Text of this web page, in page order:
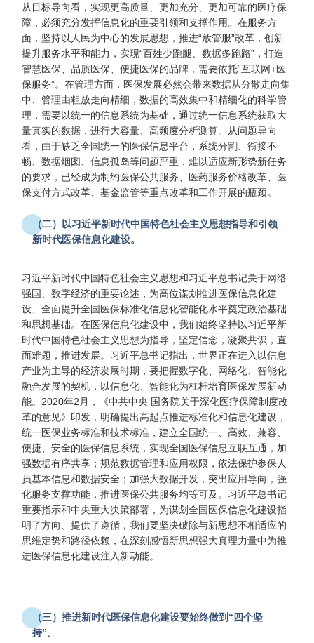
从目标导向看，实现更高质量、更加充分、更加可靠的医疗保
障，必须充分发挥信息化的重要引领和支撑作用。在服务方
面，坚持以人民为中心的发展思想，推进“放管服”改革，创新
提升服务水平和能力，实现“百姓少跑腿、数据多跑路”，打造
智慧医保、品质医保、便捷医保的品牌，需要依托“互联网+医
保服务”。在管理方面，医保发展必然会带来数据从分散走向集
中、管理由粗放走向精细，数据的高效集中和精细化的科学管
理，需要以统一的信息系统为基础，通过统一信息系统获取大
量真实的数据，进行大容量、高频度分析测算。从问题导向
看，由于缺乏全国统一的医保信息平台，系统分割、衔接不
畅、数据烟囱、信息孤岛等问题严重，难以适应新形势新任务
的要求，已经成为制约医保公共服务、医药服务价格改革、医
保支付方式改革、基金监管等重点改革和工作开展的瓶颈。
（二）以习近平新时代中国特色社会主义思想指导和引领
新时代医保信息化建设。
习近平新时代中国特色社会主义思想和习近平总书记关于网络
强国、数字经济的重要论述，为高位谋划推进医保信息化建
设、全面提升全国医保标准化信息化智能化水平奠定政治基础
和思想基础。在医保信息化建设中，我们始终坚持以习近平新
时代中国特色社会主义思想为指导，坚定信念，凝聚共识，直
面难题，推进发展。习近平总书记指出，世界正在进入以信息
产业为主导的经济发展时期，要把握数字化、网络化、智能化
融合发展的契机，以信息化、智能化为杠杆培育医保发展新动
能。2020年2月，《中共中央 国务院关于深化医疗保障制度改
革的意见》印发，明确提出高起点推进标准化和信息化建设，
统一医保业务标准和技术标准，建立全国统一、高效、兼容、
便捷、安全的医保信息系统，实现全国医保信息互联互通，加
强数据有序共享；规范数据管理和应用权限，依法保护参保人
员基本信息和数据安全；加强大数据开发，突出应用导向，强
化服务支撑功能，推进医保公共服务均等可及。习近平总书记
重要指示和中央重大决策部署，为谋划全国医保信息化建设指
明了方向、提供了遵循，我们要坚决破除与新思想不相适应的
思维定势和路径依赖，在深刻感悟新思想强大真理力量中为推
进医保信息化建设注入新动能。
（三）推进新时代医保信息化建设要始终做到“四个坚
持”。